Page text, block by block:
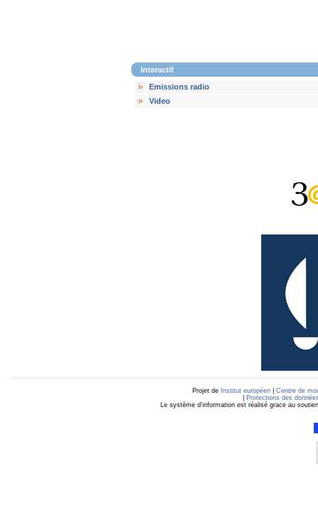
Interactif
Emissions radio
Video
Projet de Institut européen
Centre de
Protections des
Le système d'information est réalisé grace au